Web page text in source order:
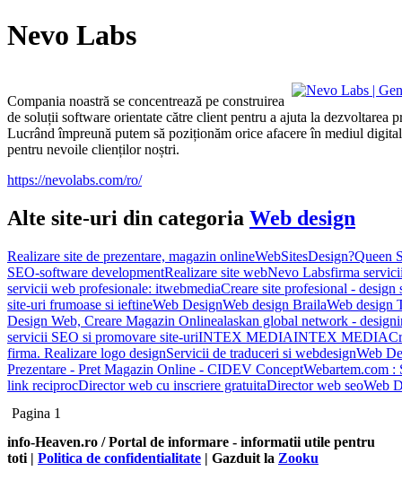
Nevo Labs
Compania noastră se concentrează pe construirea
de soluții software orientate către client pentru a ajuta la dezvoltarea
Lucrând împreună putem să poziționăm orice afacere în mediul
pentru nevoile clienților noștri.
https://nevolabs.com/ro/
Alte site-uri din categoria Web design
Realizare site de prezentare, magazin onlineWebSitesDesign?Queen
SEO-software developmentRealizare site webNevo Labsfirma
servicii web profesionale: itwebmediaCreare site profesional - design
site-uri frumoase si ieftineWeb DesignWeb design BrailaWeb design
Design Web, Creare Magazin Onlinealaskan global network -
servicii SEO si promovare site-uriINTEX MEDIAINTEX MEDIA
firma. Realizare logo designServicii de traduceri si webdesignWeb
Prezentare - Pret Magazin Online - CIDEV ConceptWebartem.com :
link reciprocDirector web cu inscriere gratuitaDirector web seoWeb
Pagina 1
info-Heaven.ro / Portal de informare - informatii utile pentru
toti | Politica de confidentialitate | Gazduit la Zooku